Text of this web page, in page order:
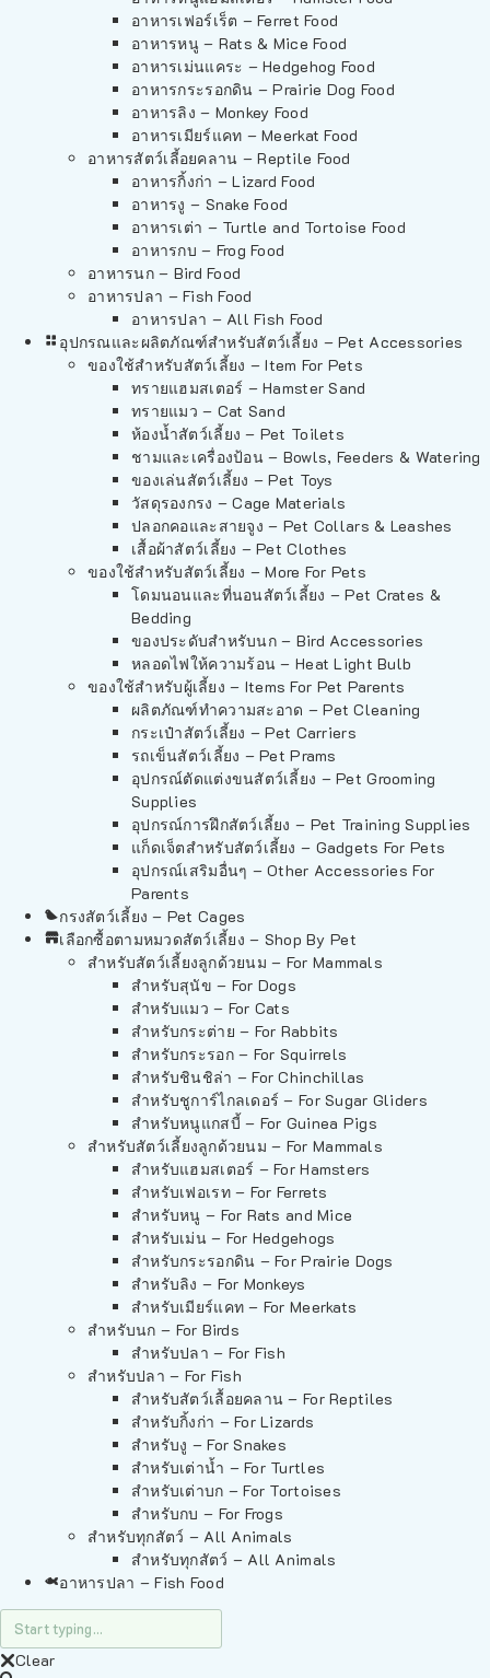
อาหารเฟอร์เร็ต – Ferret Food
อาหารหนู – Rats & Mice Food
อาหารเม่นแคระ – Hedgehog Food
อาหารกระรอกดิน – Prairie Dog Food
อาหารลิง – Monkey Food
อาหารเมียร์แคท – Meerkat Food
อาหารสัตว์เลี้อยคลาน – Reptile Food
อาหารกิ้งก่า – Lizard Food
อาหารงู – Snake Food
อาหารเต่า – Turtle and Tortoise Food
อาหารกบ – Frog Food
อาหารนก – Bird Food
อาหารปลา – Fish Food
อาหารปลา – All Fish Food
อุปกรณและผลิตภัณฑ์สำหรับสัตว์เลี้ยง – Pet Accessories
ของใช้สำหรับสัตว์เลี้ยง – Item For Pets
ทรายแฮมสเตอร์ – Hamster Sand
ทรายแมว – Cat Sand
ห้องน้ำสัตว์เลี้ยง – Pet Toilets
ชามและเครื่องป้อน – Bowls, Feeders & Watering
ของเล่นสัตว์เลี้ยง – Pet Toys
วัสดุรองกรง – Cage Materials
ปลอกคอและสายจูง – Pet Collars & Leashes
เสื้อผ้าสัตว์เลี้ยง – Pet Clothes
ของใช้สำหรับสัตว์เลี้ยง – More For Pets
โดมนอนและที่นอนสัตว์เลี้ยง – Pet Crates &
Bedding
ของประดับสำหรับนก – Bird Accessories
หลอดไฟให้ความร้อน – Heat Light Bulb
ของใช้สำหรับผู้เลี้ยง – Items For Pet Parents
ผลิตภัณฑ์ทำความสะอาด – Pet Cleaning
กระเป๋าสัตว์เลี้ยง – Pet Carriers
รถเข็นสัตว์เลี้ยง – Pet Prams
อุปกรณ์ตัดแต่งขนสัตว์เลี้ยง – Pet Grooming
Supplies
อุปกรณ์การฝึกสัตว์เลี้ยง – Pet Training Supplies
แก็ดเจ็ตสำหรับสัตว์เลี้ยง – Gadgets For Pets
อุปกรณ์เสริมอื่นๆ – Other Accessories For
Parents
กรงสัตว์เลี้ยง – Pet Cages
เลือกซื้อตามหมวดสัตว์เลี้ยง – Shop By Pet
สำหรับสัตว์เลี้ยงลูกด้วยนม – For Mammals
สำหรับสุนัข – For Dogs
สำหรับแมว – For Cats
สำหรับกระต่าย – For Rabbits
สำหรับกระรอก – For Squirrels
สำหรับชินชิล่า – For Chinchillas
สำหรับชูการ์ไกลเดอร์ – For Sugar Gliders
สำหรับหนูแกสบี้ – For Guinea Pigs
สำหรับสัตว์เลี้ยงลูกด้วยนม – For Mammals
สำหรับแฮมสเตอร์ – For Hamsters
สำหรับเฟอเรท – For Ferrets
สำหรับหนู – For Rats and Mice
สำหรับเม่น – For Hedgehogs
สำหรับกระรอกดิน – For Prairie Dogs
สำหรับลิง – For Monkeys
สำหรับเมียร์แคท – For Meerkats
สำหรับนก – For Birds
สำหรับปลา – For Fish
สำหรับปลา – For Fish
สำหรับสัตว์เลื้อยคลาน – For Reptiles
สำหรับกิ้งก่า – For Lizards
สำหรับงู – For Snakes
สำหรับเต่าน้ำ – For Turtles
สำหรับเต่าบก – For Tortoises
สำหรับกบ – For Frogs
สำหรับทุกสัตว์ – All Animals
สำหรับทุกสัตว์ – All Animals
อาหารปลา – Fish Food
Clear